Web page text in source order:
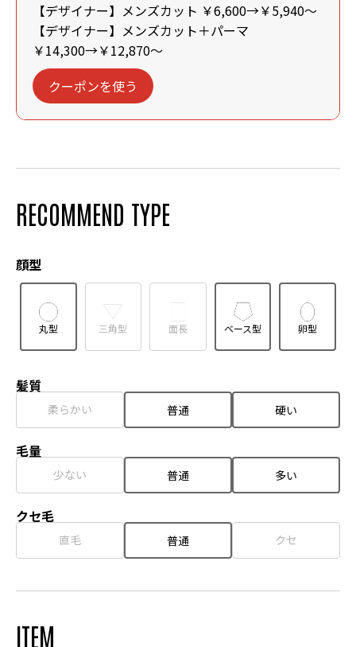
【デザイナー】メンズカット ￥6,600→￥5,940～
【デザイナー】メンズカット＋パーマ
￥14,300→￥12,870～
クーポンを使う
RECOMMEND TYPE
顔型
丸型 三角型 面長 ベース型 卵型
髪質
柔らかい 普通 硬い
毛量
少ない 普通 多い
クセ毛
直毛 普通 クセ
ITEM